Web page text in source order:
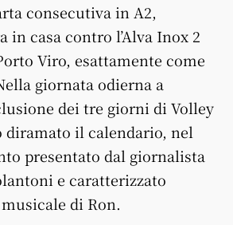
consecutiva in A2,
in casa contro l’Alva Inox 2
Viro, esattamente come
giornata odierna a
dei tre giorni di Volley
diramato il calendario, nel
presentato dal giornalista
e caratterizzato
di Ron.